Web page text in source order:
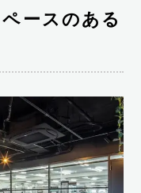
ースのある